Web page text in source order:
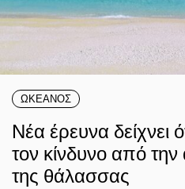
ΩΚΕΑΝΟΣ
Νέα έρευνα δείχνει
τον κίνδυνο από
της θάλασσας